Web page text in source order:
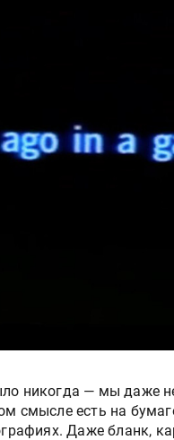
никогда — мы даже
смысле есть на
Даже бланк,